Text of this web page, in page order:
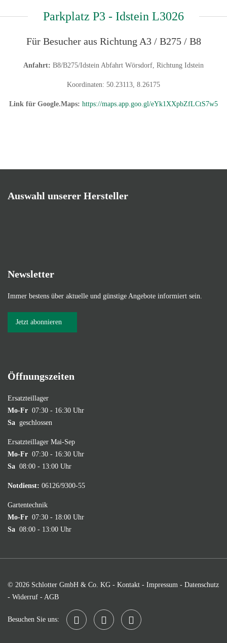
Parkplatz P3 - Idstein L3026
Für Besucher aus Richtung A3 / B275 / B8
Anfahrt: B8/B275/Idstein Abfahrt Wörsdorf, Richtung Idstein
Koordinaten: 50.23113, 8.26175
Link für Google.Maps: https://maps.app.goo.gl/eYk1XXpbZfLCtS7w5
Auswahl unserer Hersteller
Newsletter
Immer bestens über aktuelle und günstige Angebote informiert sein.
Jetzt abonnieren
Öffnungszeiten
Ersatzteillager
Mo-Fr 07:30 - 16:30 Uhr
Sa geschlossen
Ersatzteillager Mai-Sep
Mo-Fr 07:30 - 16:30 Uhr
Sa 08:00 - 13:00 Uhr
Notdienst: 06126/9300-55
Gartentechnik
Mo-Fr 07:30 - 18:00 Uhr
Sa 08:00 - 13:00 Uhr
© 2026 Schlotter GmbH & Co. KG - Kontakt - Impressum - Datenschutz
- Widerruf - AGB
Besuchen Sie uns: